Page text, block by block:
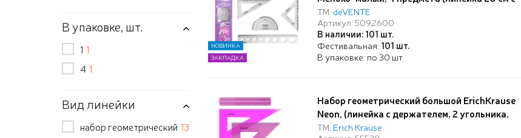
В упаковке, шт.
1 1
4 1
Вид линейки
набор геометрический 13
волнистым краем и трафаретами
окружностей, 2 угольника, транспортир 180°),
прозрачный, в пластиковой упаковке
ТМ: deVENTE
Артикул: 5092600
В наличии: 101 шт.
Фестивальная: 101 шт.
В упаковке: по 30 шт
НОВИНКА
ЗАКЛАДКА
Набор геометрический большой ErichKrause
Neon, (линейка с держателем, 2 угольника,
транспортир), розовый, в zip-пакете
ТМ: Erich Krause